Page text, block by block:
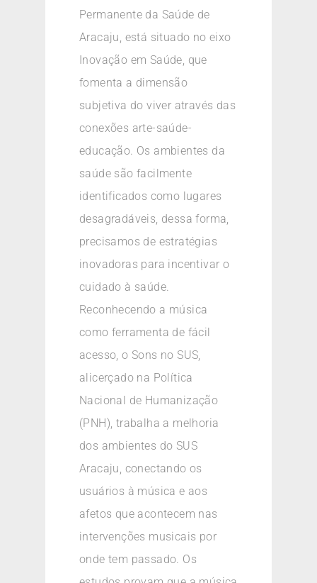
Permanente da Saúde de
Aracaju, está situado no eixo
Inovação em Saúde, que
fomenta a dimensão
subjetiva do viver através das
conexões arte-saúde-
educação. Os ambientes da
saúde são facilmente
identificados como lugares
desagradáveis, dessa forma,
precisamos de estratégias
inovadoras para incentivar o
cuidado à saúde.
Reconhecendo a música
como ferramenta de fácil
acesso, o Sons no SUS,
alicerçado na Política
Nacional de Humanização
(PNH), trabalha a melhoria
dos ambientes do SUS
Aracaju, conectando os
usuários à música e aos
afetos que acontecem nas
intervenções musicais por
onde tem passado. Os